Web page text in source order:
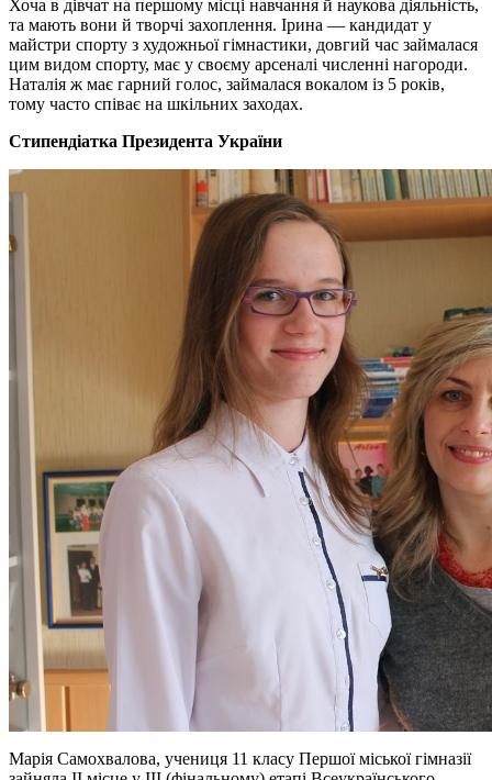
Хоча в дівчат на першому місці навчання й наукова діяльність,
та мають вони й творчі захоплення. Ірина — кандидат у
майстри спорту з художньої гімнастики, довгий час займалася
цим видом спорту, має у своєму арсеналі численні нагороди.
Наталія ж має гарний голос, займалася вокалом із 5 років,
тому часто співає на шкільних заходах.
Стипендіатка Президента України
Марія Самохвалова, учениця 11 класу Першої міської гімназії